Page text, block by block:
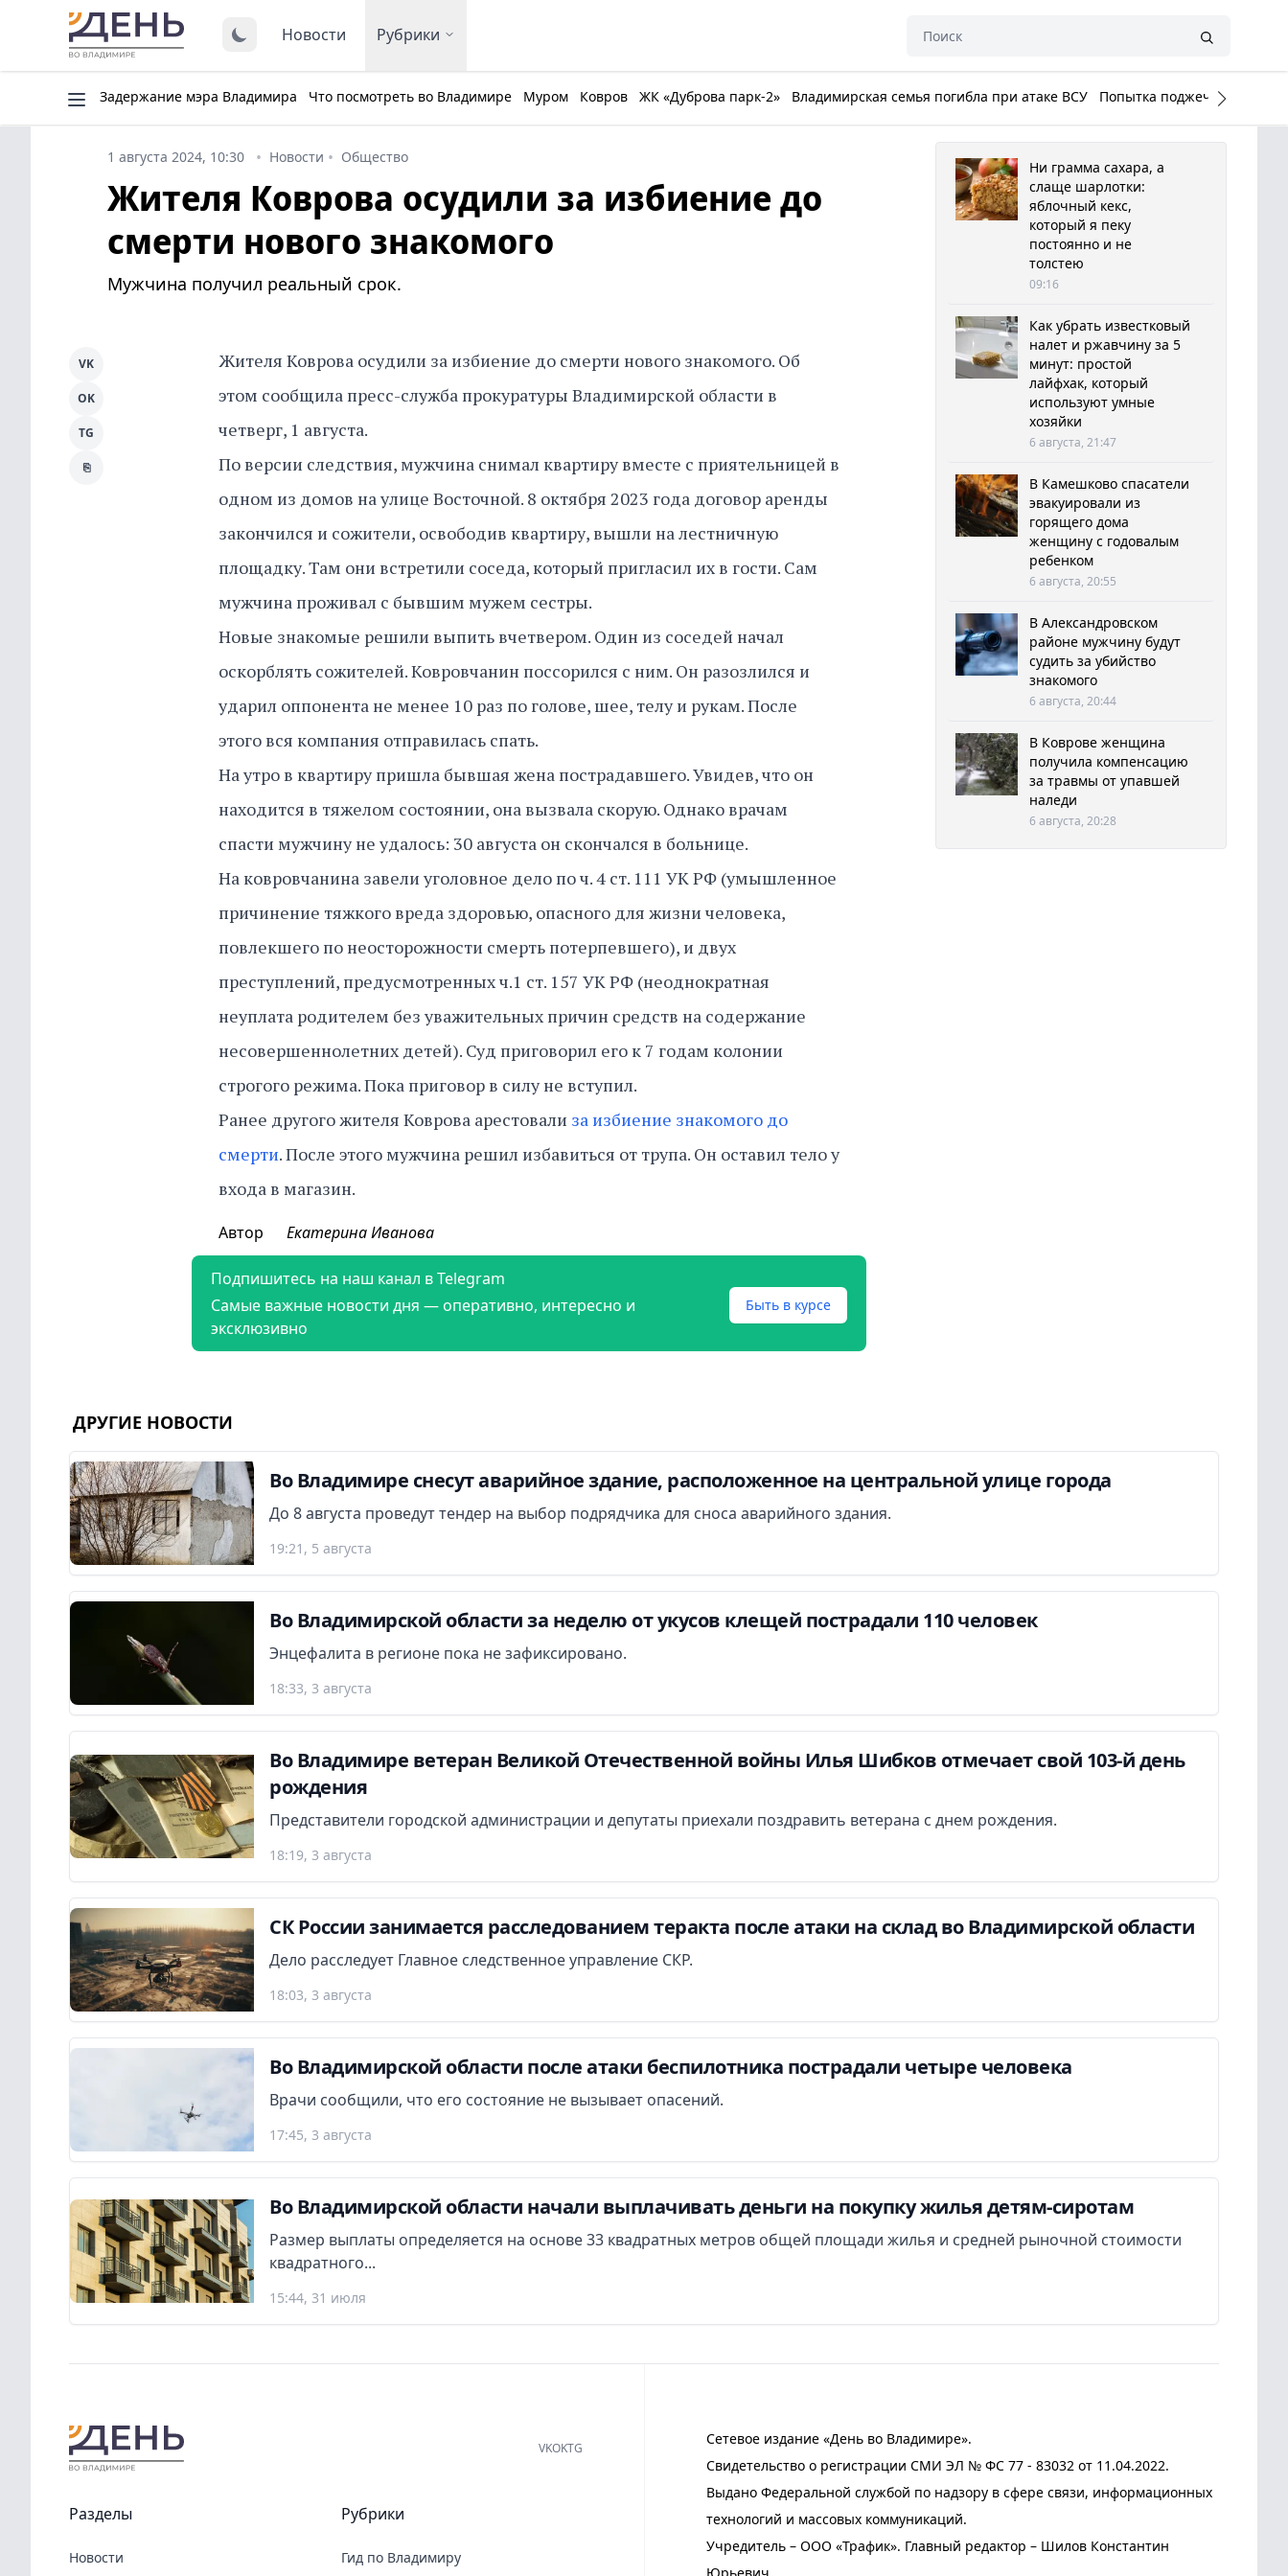
Новости Рубрики
Задержание мэра Владимира Что посмотреть во Владимире Муром Ковров ЖК «Дуброва парк-2» Владимирская семья погибла при атаке ВСУ Попытка поджечь Белый
1 августа 2024, 10:30 Новости Общество
Жителя Коврова осудили за избиение до
смерти нового знакомого
Мужчина получил реальный срок.
Жителя Коврова осудили за избиение до смерти нового знакомого. Об
этом сообщила пресс-служба прокуратуры Владимирской области в
четверг, 1 августа.
По версии следствия, мужчина снимал квартиру вместе с приятельницей в
одном из домов на улице Восточной. 8 октября 2023 года договор аренды
закончился и сожители, освободив квартиру, вышли на лестничную
площадку. Там они встретили соседа, который пригласил их в гости. Сам
мужчина проживал с бывшим мужем сестры.
Новые знакомые решили выпить вчетвером. Один из соседей начал
оскорблять сожителей. Ковровчанин поссорился с ним. Он разозлился и
ударил оппонента не менее 10 раз по голове, шее, телу и рукам. После
этого вся компания отправилась спать.
На утро в квартиру пришла бывшая жена пострадавшего. Увидев, что он
находится в тяжелом состоянии, она вызвала скорую. Однако врачам
спасти мужчину не удалось: 30 августа он скончался в больнице.
На ковровчанина завели уголовное дело по ч. 4 ст. 111 УК РФ (умышленное
причинение тяжкого вреда здоровью, опасного для жизни человека,
повлекшего по неосторожности смерть потерпевшего), и двух
преступлений, предусмотренных ч.1 ст. 157 УК РФ (неоднократная
неуплата родителем без уважительных причин средств на содержание
несовершеннолетних детей). Суд приговорил его к 7 годам колонии
строгого режима. Пока приговор в силу не вступил.
Ранее другого жителя Коврова арестовали за избиение знакомого до
смерти. После этого мужчина решил избавиться от трупа. Он оставил тело у
входа в магазин.
VK
OK
TG
⎘
Автор Екатерина Иванова
Подпишитесь на наш канал в Telegram
Самые важные новости дня — оперативно, интересно и
эксклюзивно
Быть в курсе
Ни грамма сахара, а
слаще шарлотки:
яблочный кекс,
который я пеку
постоянно и не
толстею
09:16
Как убрать известковый
налет и ржавчину за 5
минут: простой
лайфхак, который
используют умные
хозяйки
6 августа, 21:47
В Камешково спасатели
эвакуировали из
горящего дома
женщину с годовалым
ребенком
6 августа, 20:55
В Александровском
районе мужчину будут
судить за убийство
знакомого
6 августа, 20:44
В Коврове женщина
получила компенсацию
за травмы от упавшей
наледи
6 августа, 20:28
ДРУГИЕ НОВОСТИ
Во Владимире снесут аварийное здание, расположенное на центральной улице города
До 8 августа проведут тендер на выбор подрядчика для сноса аварийного здания.
19:21, 5 августа
Во Владимирской области за неделю от укусов клещей пострадали 110 человек
Энцефалита в регионе пока не зафиксировано.
18:33, 3 августа
Во Владимире ветеран Великой Отечественной войны Илья Шибков отмечает свой 103-й день
рождения
Представители городской администрации и депутаты приехали поздравить ветерана с днем рождения.
18:19, 3 августа
СК России занимается расследованием теракта после атаки на склад во Владимирской области
Дело расследует Главное следственное управление СКР.
18:03, 3 августа
Во Владимирской области после атаки беспилотника пострадали четыре человека
Врачи сообщили, что его состояние не вызывает опасений.
17:45, 3 августа
Во Владимирской области начали выплачивать деньги на покупку жилья детям-сиротам
Размер выплаты определяется на основе 33 квадратных метров общей площади жилья и средней рыночной стоимости
квадратного...
15:44, 31 июля
Сетевое издание «День во Владимире».
Свидетельство о регистрации СМИ ЭЛ № ФС 77 - 83032 от 11.04.2022.
Выдано Федеральной службой по надзору в сфере связи, информационных
технологий и массовых коммуникаций.
Учредитель – ООО «Трафик». Главный редактор – Шилов Константин
VKOKTG
Разделы
Новости
Рубрики
Гид по Владимиру